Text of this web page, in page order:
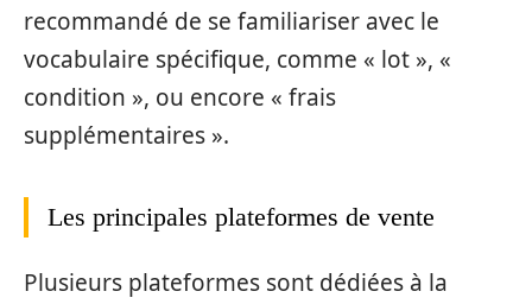
recommandé de se familiariser avec le
vocabulaire spécifique, comme « lot », «
condition », ou encore « frais
supplémentaires ».
Les principales plateformes de vente
Plusieurs plateformes sont dédiées à la